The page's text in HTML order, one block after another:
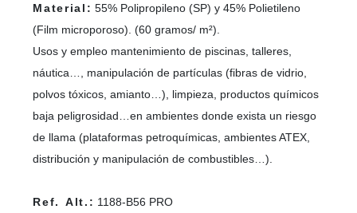
Material: 55% Polipropileno (SP) y 45% Polietileno
(Film microporoso). (60 gramos/ m²).
Usos y empleo mantenimiento de piscinas, talleres,
náutica…, manipulación de partículas (fibras de vidrio,
polvos tóxicos, amianto…), limpieza, productos químicos
baja peligrosidad…en ambientes donde exista un riesgo
de llama (plataformas petroquímicas, ambientes ATEX,
distribución y manipulación de combustibles…).
Ref. Alt.: 1188-B56 PRO